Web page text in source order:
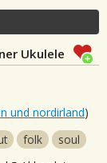
Ukulele
und nordirland)
folk
soul